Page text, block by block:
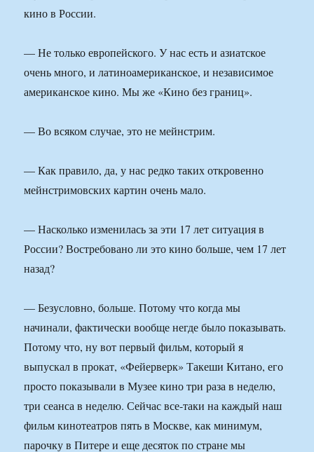
кино в России.
— Не только европейского. У нас есть и азиатское
очень много, и латиноамериканское, и независимое
американское кино. Мы же «Кино без границ».
— Во всяком случае, это не мейнстрим.
— Как правило, да, у нас редко таких откровенно
мейнстримовских картин очень мало.
— Насколько изменилась за эти 17 лет ситуация в
России? Востребовано ли это кино больше, чем 17 лет
назад?
— Безусловно, больше. Потому что когда мы
начинали, фактически вообще негде было показывать.
Потому что, ну вот первый фильм, который я
выпускал в прокат, «Фейерверк» Такеши Китано, его
просто показывали в Музее кино три раза в неделю,
три сеанса в неделю. Сейчас все-таки на каждый наш
фильм кинотеатров пять в Москве, как минимум,
парочку в Питере и еще десяток по стране мы